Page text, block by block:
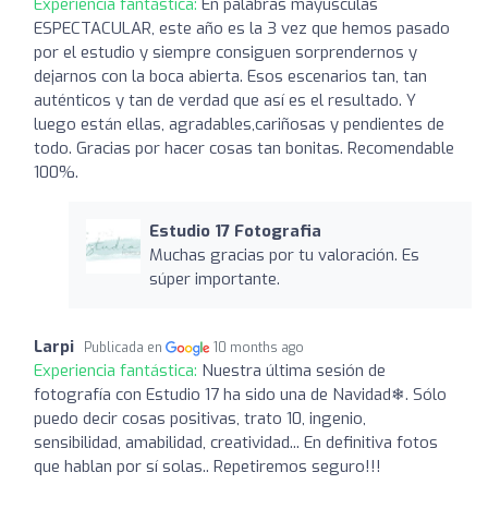
ESPECTACULAR, este año es la 3 vez que hemos pasado
por el estudio y siempre consiguen sorprendernos y
dejarnos con la boca abierta. Esos escenarios tan, tan
auténticos y tan de verdad que así es el resultado. Y
luego están ellas, agradables,cariñosas y pendientes de
todo. Gracias por hacer cosas tan bonitas. Recomendable
100%.
Estudio 17 Fotografia
Muchas gracias por tu valoración. Es
súper importante.
Larpi Publicada en 10 months ago
Experiencia fantástica: Nuestra última sesión de
fotografía con Estudio 17 ha sido una de Navidad❄. Sólo
puedo decir cosas positivas, trato 10, ingenio,
sensibilidad, amabilidad, creatividad... En definitiva fotos
que hablan por sí solas.. Repetiremos seguro!!!